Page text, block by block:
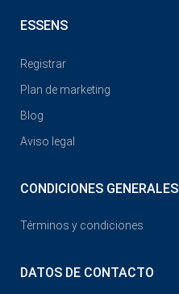
ESSENS
Registrar
Plan de marketing
Blog
Aviso legal
CONDICIONES GENERALES
Términos y condiciones
DATOS DE CONTACTO